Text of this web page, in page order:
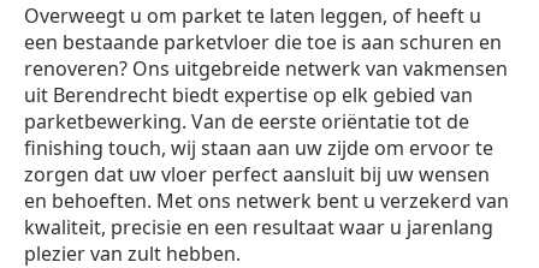
Overweegt u om parket te laten leggen, of heeft u
een bestaande parketvloer die toe is aan schuren en
renoveren? Ons uitgebreide netwerk van vakmensen
uit Berendrecht biedt expertise op elk gebied van
parketbewerking. Van de eerste oriëntatie tot de
finishing touch, wij staan aan uw zijde om ervoor te
zorgen dat uw vloer perfect aansluit bij uw wensen
en behoeften. Met ons netwerk bent u verzekerd van
kwaliteit, precisie en een resultaat waar u jarenlang
plezier van zult hebben.